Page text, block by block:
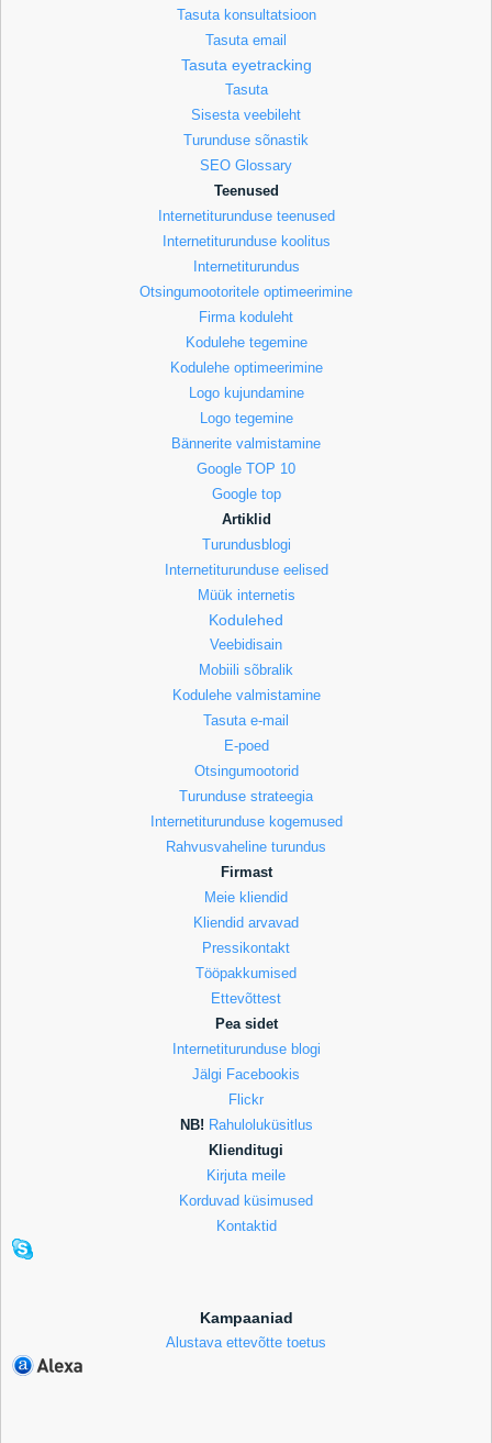
Tasuta konsultatsioon
Tasuta email
Tasuta eyetracking
Tasuta
Sisesta veebileht
Turunduse sõnastik
SEO Glossary
Teenused
Internetiturunduse teenused
Internetiturunduse koolitus
Internetiturundus
Otsingumootoritele optimeerimine
Firma koduleht
Kodulehe tegemine
Kodulehe optimeerimine
Logo kujundamine
Logo tegemine
Bännerite valmistamine
Google TOP 10
Google top
Artiklid
Turundusblogi
Internetiturunduse eelised
Müük internetis
Kodulehed
Veebidisain
Mobiili sõbralik
Kodulehe valmistamine
Tasuta e-mail
E-poed
Otsingumootorid
Turunduse strateegia
Internetiturunduse kogemused
Rahvusvaheline turundus
Firmast
Meie kliendid
Kliendid arvavad
Pressikontakt
Tööpakkumised
Ettevõttest
Pea sidet
Internetiturunduse blogi
Jälgi Facebookis
Flickr
NB! Rahuloluküsitlus
Klienditugi
Kirjuta meile
Korduvad küsimused
Kontaktid
Kampaaniad
Alustava ettevõtte toetus